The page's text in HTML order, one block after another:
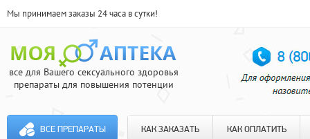
Мы принимаем заказы 24 часа в сутки!
все для Вашего сексуального здоровья
препараты для повышения потенции
ВСЕ ПРЕПАРАТЫ КАК ЗАКАЗАТЬ КАК ОПЛАТИТЬ